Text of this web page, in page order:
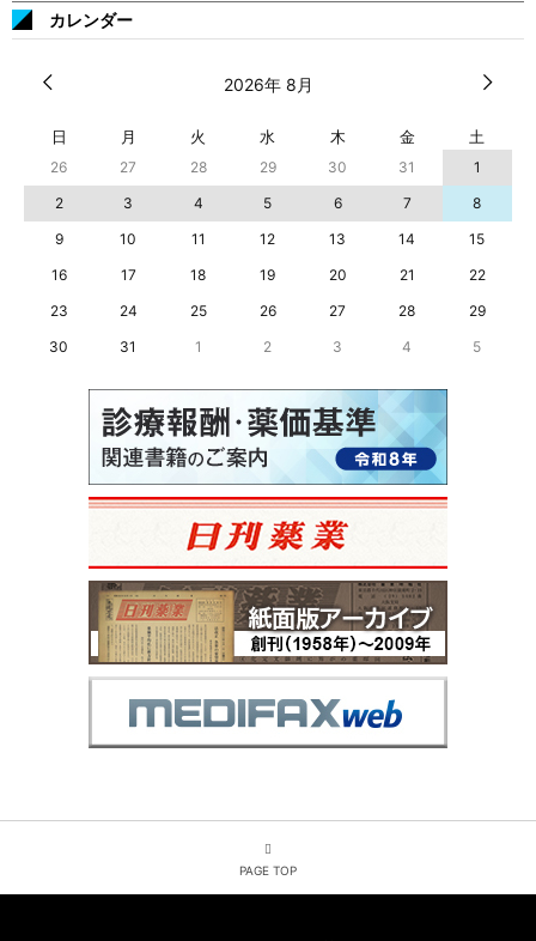
カレンダー
2026年 8月
日 月 火 水 木 金 土
26 27 28 29 30 31
1
2
3 4 5 6 7
8
9
10 11 12 13 14
15
16
17 18 19 20 21
22
23
24 25 26 27 28
29
30
31 1 2 3 4 5
PAGE TOP